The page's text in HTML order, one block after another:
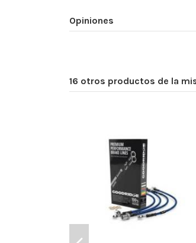
Opiniones
16 otros productos de la